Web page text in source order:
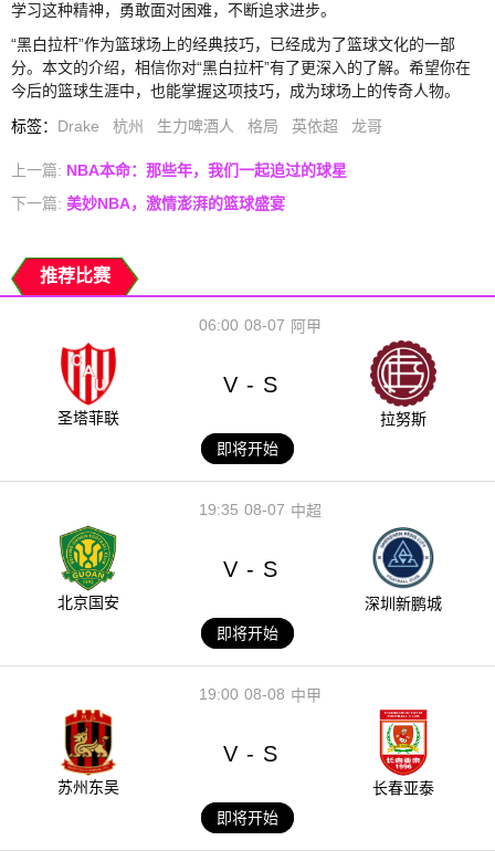
学习这种精神，勇敢面对困难，不断追求进步。
“黑白拉杆”作为篮球场上的经典技巧，已经成为了篮球文化的一部
分。本文的介绍，相信你对“黑白拉杆”有了更深入的了解。希望你在
今后的篮球生涯中，也能掌握这项技巧，成为球场上的传奇人物。
标签： Drake 杭州 生力啤酒人 格局 英依超 龙哥
上一篇: NBA本命：那些年，我们一起追过的球星
下一篇: 美妙NBA，激情澎湃的篮球盛宴
推荐比赛
08-07
06:00 阿甲
圣塔菲联
V - S
拉努斯
即将开始
08-07
19:35 中超
北京国安
V - S
深圳新鹏城
即将开始
08-08
19:00 中甲
苏州东吴
V - S
长春亚泰
即将开始